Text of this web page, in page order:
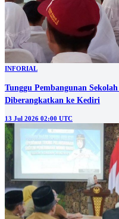
INFORIAL
Tunggu Pembangunan
Diberangkatkan ke Kediri
13 Jul 2026 02:00 UTC